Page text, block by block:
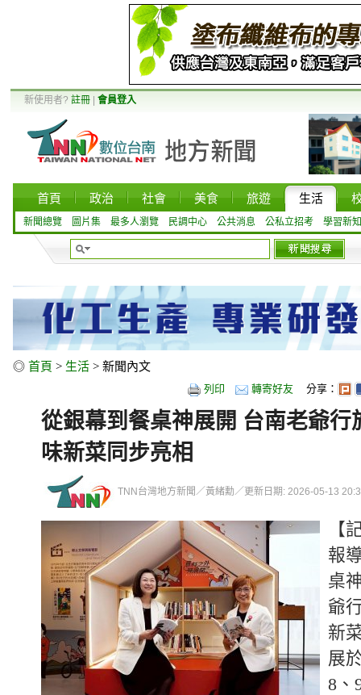
新使用者? 註冊 會員登入
首頁 政治 社會 美食 旅遊 生活
新聞總覽 圖片集 最多人瀏覽 民調中心 公共消息 公私立招考 學習新知
◎ 首頁 > 生活 > 新聞內文
列印 轉寄好友 分享：
從銀幕到餐桌神展開 台南老爺行
味新菜同步亮相
TNN台灣地方新聞／黃緒勳／更新日期: 2026-05-13
【
報
桌
爺
新
展
8、